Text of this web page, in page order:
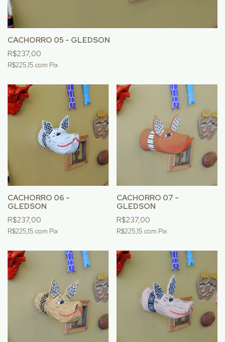
CACHORRO 05 - GLEDSON
R$237,00
R$225,15 com Pix
CACHORRO 06 -
GLEDSON
R$237,00
R$225,15 com Pix
CACHORRO 07 -
GLEDSON
R$237,00
R$225,15 com Pix